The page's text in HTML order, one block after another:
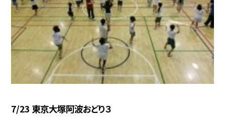
7/23 東京大塚阿波おどり３